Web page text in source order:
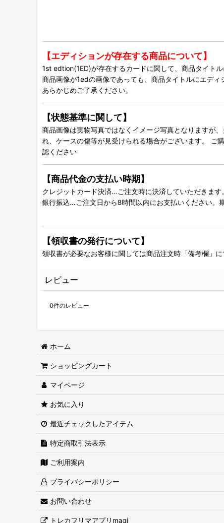
【エディションが存在する商品について】
1st edtion(1ED)が存在するカードに関して、商品タイト
商品画像が1edの画像であっても、商品タイトルにエディ
あらかじめご了承ください。
【状態基準に関して】
商品画像は実物写真ではなくイメージ写真となりますが
れ、ケースの傷等が見受けられる場合がございます。 ご
認ください
【商品代金の支払い時期】
クレジットカード決済…ご注文時に決済していただきます
銀行振込…ご注文日から8時間以内にお支払いください。
【領収書の発行について】
領収書が必要なお客様に関しては商品注文時「備考欄」
レビュー
0件のレビュー
ホーム
ショッピングカート
マイページ
お気に入り
最近チェックしたアイテム
特定商取引法表示
ご利用案内
プライバシーポリシー
お問い合わせ
トレカフリマアプリmagi